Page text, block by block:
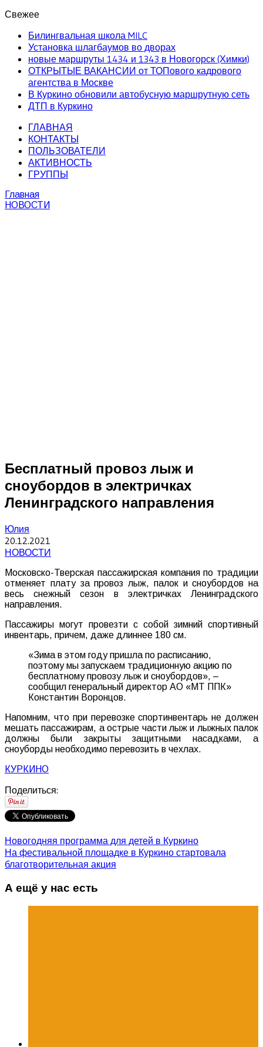
Свежее
Билингвальная школа MILC
Установка шлагбаумов во дворах
новые маршруты 1434 и 1343 в Новогорск (Химки)
ОТКРЫТЫЕ ВАКАНСИИ от ТОПового кадрового
агентства в Москве
В Куркино обновили автобусную маршрутную сеть
ДТП в Куркино
ГЛАВНАЯ
КОНТАКТЫ
ПОЛЬЗОВАТЕЛИ
АКТИВНОСТЬ
ГРУППЫ
Главная
НОВОСТИ
Бесплатный провоз лыж и
сноубордов в электричках
Ленинградского направления
Юлия
20.12.2021
НОВОСТИ
Московско-Тверская пассажирская компания по традиции
отменяет плату за провоз лыж, палок и сноубордов на
весь снежный сезон в электричках Ленинградского
направления.
Пассажиры могут провезти с собой зимний спортивный
инвентарь, причем, даже длиннее 180 см.
«Зима в этом году пришла по расписанию,
поэтому мы запускаем традиционную акцию по
бесплатному провозу лыж и сноубордов», –
сообщил генеральный директор АО «МТ ППК»
Константин Воронцов.
Напомним, что при перевозке спортинвентарь не должен
мешать пассажирам, а острые части лыж и лыжных палок
должны были закрыты защитными насадками, а
сноуборды необходимо перевозить в чехлах.
КУРКИНО
Поделиться:
Новогодняя программа для детей в Куркино
На фестивальной площадке в Куркино стартовала
благотворительная акция
А ещё у нас есть